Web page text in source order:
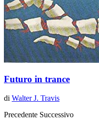
Futuro in trance
di Walter J. Travis
Precedente Successivo